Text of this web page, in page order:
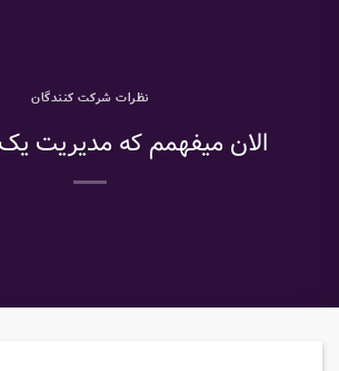
نظرات شرکت کنندگان
الان میفهمم که مدیریت